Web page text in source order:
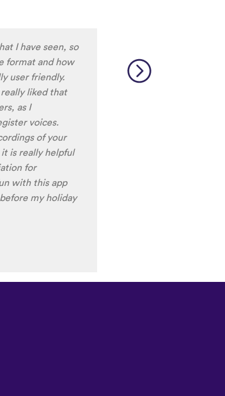
has SO MANY
want to
African
aren’t
makes me
, Zulu ,
interactive,
virtual
Ps:
😍😍 😍they
🙏 😊